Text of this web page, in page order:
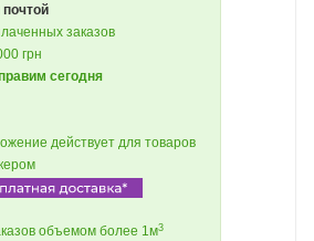
почтой
заказов
грн
сегодня
действует для товаров
объемом более 1м3